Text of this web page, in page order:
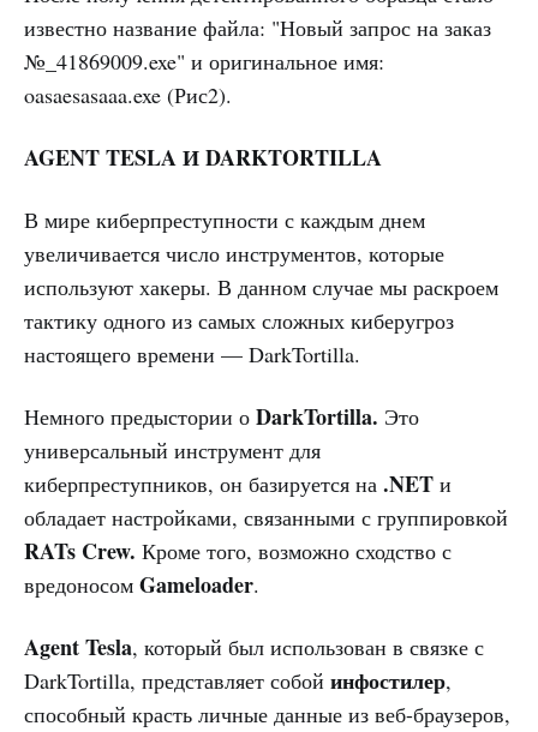
известно название файла: "Новый запрос на заказ
№_41869009.exe" и оригинальное имя:
oasaesasaaa.exe (Рис2).
AGENT TESLA И DARKTORTILLA
В мире киберпреступности с каждым днем
увеличивается число инструментов, которые
используют хакеры. В данном случае мы раскроем
тактику одного из самых сложных киберугроз
настоящего времени — DarkTortilla.
Немного предыстории о DarkTortilla. Это
универсальный инструмент для
киберпреступников, он базируется на .NET и
обладает настройками, связанными с группировкой
RATs Crew. Кроме того, возможно сходство с
вредоносом Gameloader.
Agent Tesla, который был использован в связке с
DarkTortilla, представляет собой инфостилер,
способный красть личные данные из веб-браузеров,